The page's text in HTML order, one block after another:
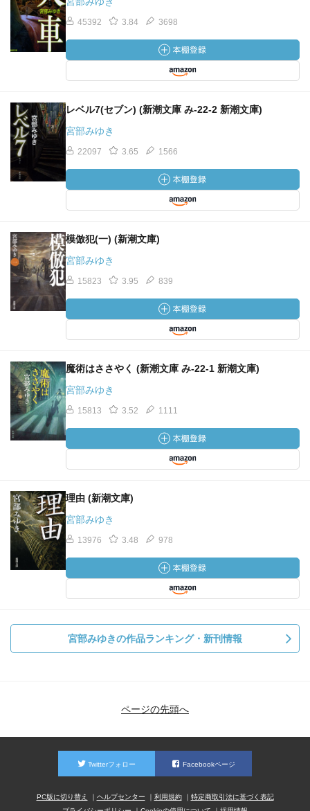
45392 3.84 3698
レベル7(セブン) (新潮文庫 み-22-2 新潮文庫)
宮部みゆき
22097 3.65 1566
模倣犯(一) (新潮文庫)
宮部みゆき
15823 3.95 839
魔術はささやく (新潮文庫 み-22-1 新潮文庫)
宮部みゆき
15813 3.52 1111
理由 (新潮文庫)
宮部みゆき
13976 3.48 978
宮部みゆきの作品ランキング・新刊情報
ページの先頭へ
Twitterフォロー Facebookページ
PC版に切り替え ヘルプセンター 利用規約
特定商取引法に基づく表記